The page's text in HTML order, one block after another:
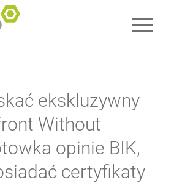
ekskluzywny
Without
opinie BIK,
certyfikaty